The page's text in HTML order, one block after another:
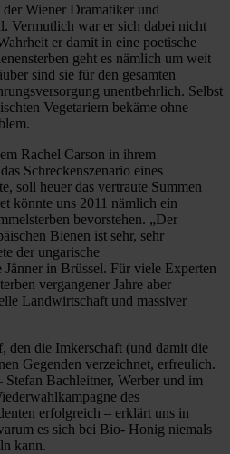
Wiener Dramatiker und
Vermutlich war er sich dabei nicht
er damit in eine poetische
geht es nämlich um weit
sind sie für den gesamten
unentbehrlich. Selbst
Vegetariern bekäme ohne
Rachel Carson in ihrem
Schreckenszenario eines
soll heuer das vertraute Summen
könnte uns 2011 nämlich ein
bevorstehen. „Der
Bienen ist sehr, sehr
der ungarische
in Brüssel. Für viele Experten
vergangener Jahre aber
Landwirtschaft und massiver
den die Imkerschaft (und damit die
Gegenden verzeichnet, erfreulich.
Stefan Bachleitner, Werber und im
des
erfolgreich – erklärt uns in
es sich bei Bio- Honig niemals
kann.